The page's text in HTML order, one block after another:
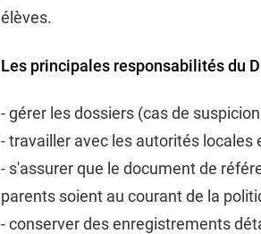
élèves.
Les principales responsabilités du
- gérer les dossiers (cas de
- travailler avec les autorités locales
- s'assurer que le document de
parents soient au courant de la
- conserver des enregistrements